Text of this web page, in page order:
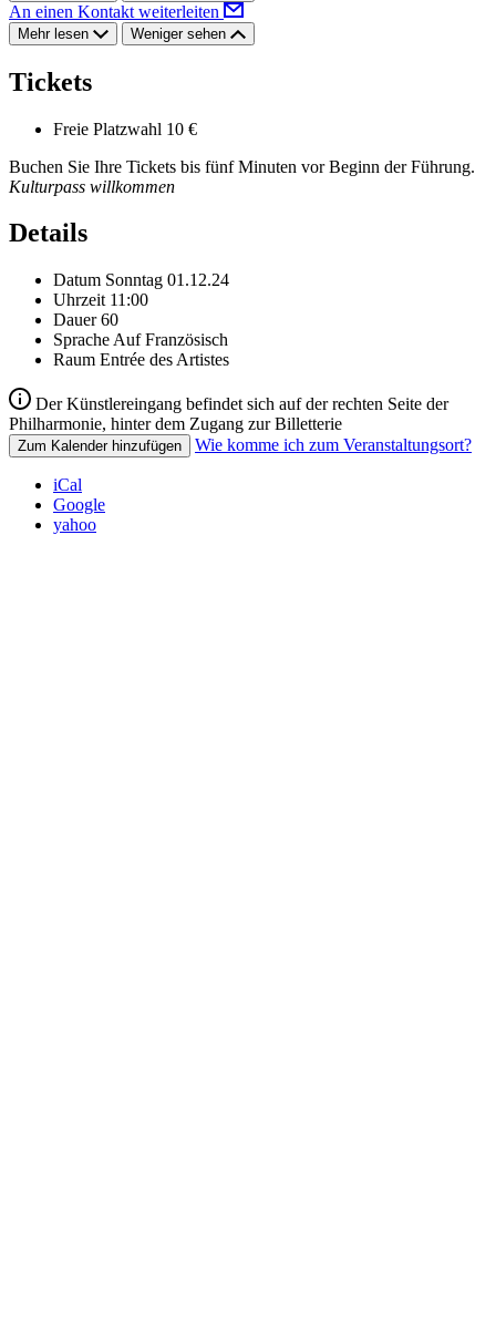
An einen Kontakt weiterleiten
Mehr lesen Weniger sehen
Tickets
Freie Platzwahl 10 €
Buchen Sie Ihre Tickets bis fünf Minuten vor Beginn der Führung.
Kulturpass willkommen
Details
Datum Sonntag 01.12.24
Uhrzeit 11:00
Dauer 60
Sprache Auf Französisch
Raum Entrée des Artistes
Der Künstlereingang befindet sich auf der rechten Seite der
Philharmonie, hinter dem Zugang zur Billetterie
Zum Kalender hinzufügen Wie komme ich zum Veranstaltungsort?
iCal
Google
yahoo